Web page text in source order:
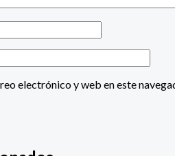
electrónico y web en este